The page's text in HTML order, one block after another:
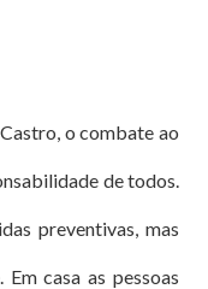
o combate ao
de todos.
preventivas, mas
casa as pessoas